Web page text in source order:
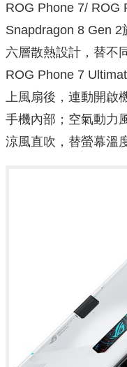
ROG Phone 7/ ROG
Snapdragon 8 Gen 2
六層散熱設計，替不
ROG Phone 7
上風扇後，連動開啟
手機內部；空氣動力
涼風直吹，替螢幕溫